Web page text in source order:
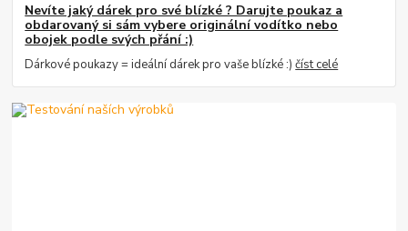
Nevíte jaký dárek pro své blízké ? Darujte poukaz a
obdarovaný si sám vybere originální vodítko nebo
obojek podle svých přání :)
Dárkové poukazy = ideální dárek pro vaše blízké :)číst celé